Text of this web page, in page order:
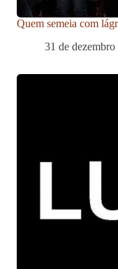
Quem semeia com
31 de